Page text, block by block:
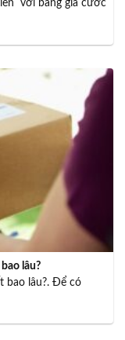
với bảng giá cước
lâu?
bao lâu?. Để có